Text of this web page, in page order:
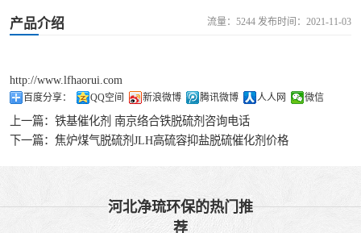
产品介绍 流量：5244 发布时间：2021-11-03
http://www.lfhaorui.com
百度分享： QQ空间 新浪微博 腾讯微博 人人网 微信
上一篇： 铁基催化剂 南京络合铁脱硫剂咨询电话
下一篇： 焦炉煤气脱硫剂JLH高硫容抑盐脱硫催化剂价格
河北净琉环保的热门推
荐
气净化剂螯合物
硫酸锰系复合型